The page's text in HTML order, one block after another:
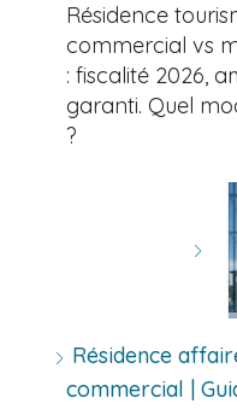
Résidence
commercial vs
: fiscalité 2026,
garanti. Quel
?
Résidence
commercial |